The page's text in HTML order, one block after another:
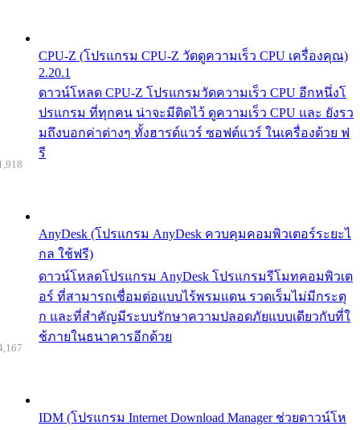
CPU-Z (โปรแกรม CPU-Z วัดดูความเร็ว CPU เครื่องคุณ)
2.20.1
ดาวน์โหลด CPU-Z โปรแกรมวัดความเร็ว CPU อีกหนึ่งโ
ปรแกรม ที่ทุกคน น่าจะมีติดไว้ ดูความเร็ว CPU และ ยังรว
มถึงบอกค่าต่างๆ ทั้งฮารด์แวร์ ซอฟต์แวร์ ในเครื่องด้วย ฟ
รี
AnyDesk (โปรแกรม AnyDesk ควบคุมคอมพิวเตอร์ระยะไ
กล ใช้ฟรี)
ดาวน์โหลดโปรแกรม AnyDesk โปรแกรมรีโมทคอมพิวเต
อร์ ที่สามารถเชื่อมต่อแบบไร้พรมแดน รวดเร็มไม่มีกระตุ
ก และที่สำคัญมีระบบรักษาความปลอดภัยแบบเดียวกับที่ใ
ช้ภายในธนาคารอีกด้วย
IDM (โปรแกรม Internet Download Manager ช่วยดาวน์โห